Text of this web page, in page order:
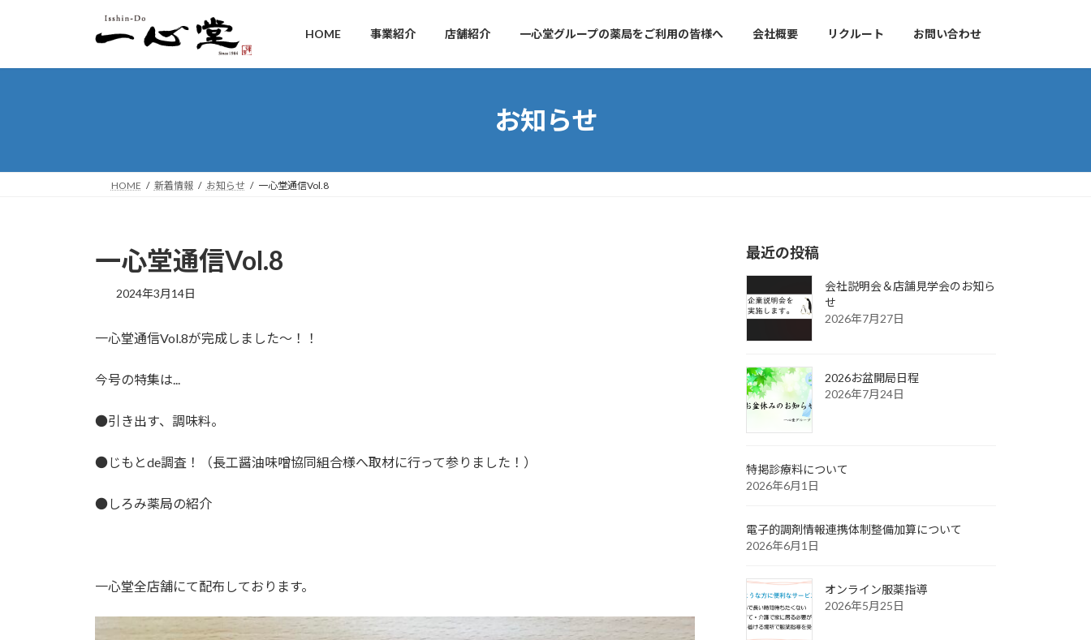
HOME 事業紹介 店舗紹介 一心堂グループの薬局をご利用の皆様へ 会社概要 リクルート お問い合わせ
お知らせ
HOME 新着情報 お知らせ 一心堂通信Vol.8
一心堂通信Vol.8
2024年3月14日
一心堂通信Vol.8が完成しました～！！
今号の特集は...
●引き出す、調味料。
●じもとde調査！（長工醤油味噌協同組合様へ取材に行って参りました！）
●しろみ薬局の紹介
一心堂全店舗にて配布しております。
最近の投稿
会社説明会＆店舗見学会のお知ら
せ
2026年7月27日
2026お盆開局日程
2026年7月24日
特掲診療料について
2026年6月1日
電子的調剤情報連携体制整備加算について
2026年6月1日
オンライン服薬指導
2026年5月25日